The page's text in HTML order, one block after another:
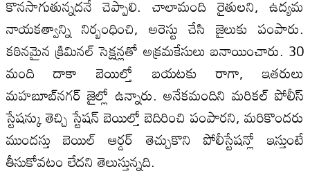
కొనసాగుతున్నదనే చెప్పాలి. చాలామంది రైతులని, ఉద్యమ
నాయకత్వాన్ని నిర్బంధించి, అరెస్టు చేసి జైలుకు పంపారు.
కఠినమైన క్రిమినల్‍ సెక్షన్లతో అక్రమకేసులు బనాయించారు. 30
మంది దాకా బెయిల్తో బయటకు రాగా, ఇతరులు
మహబూబ్‍నగర్‍ జైల్లో ఉన్నారు. అనేకమందిని మరికల్‍ పోలీస్‍
స్టేషన్కు తెచ్చి స్టేషన్‍ బెయిల్తో బెదిరించి పంపారని, మరికొందరు
ముందస్తు బెయిల్‍ ఆర్డర్‍ తెచ్చుకొని పోలీస్టేషన్లో ఇస్తుంటే
తీసుకోవటం లేదని తెలుస్తున్నది.